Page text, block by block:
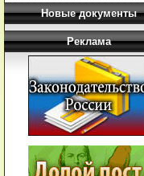
Новые документы
Реклама